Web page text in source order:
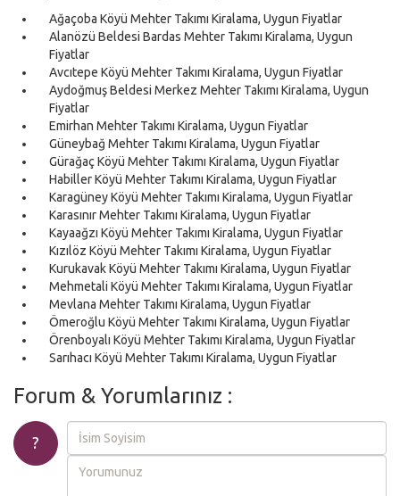
Ağaçoba Köyü Mehter Takımı Kiralama, Uygun Fiyatlar
Alanözü Beldesi Bardas Mehter Takımı Kiralama, Uygun
Fiyatlar
Avcıtepe Köyü Mehter Takımı Kiralama, Uygun Fiyatlar
Aydoğmuş Beldesi Merkez Mehter Takımı Kiralama, Uygun
Fiyatlar
Emirhan Mehter Takımı Kiralama, Uygun Fiyatlar
Güneybağ Mehter Takımı Kiralama, Uygun Fiyatlar
Gürağaç Köyü Mehter Takımı Kiralama, Uygun Fiyatlar
Habiller Köyü Mehter Takımı Kiralama, Uygun Fiyatlar
Karagüney Köyü Mehter Takımı Kiralama, Uygun Fiyatlar
Karasınır Mehter Takımı Kiralama, Uygun Fiyatlar
Kayaağzı Köyü Mehter Takımı Kiralama, Uygun Fiyatlar
Kızılöz Köyü Mehter Takımı Kiralama, Uygun Fiyatlar
Kurukavak Köyü Mehter Takımı Kiralama, Uygun Fiyatlar
Mehmetali Köyü Mehter Takımı Kiralama, Uygun Fiyatlar
Mevlana Mehter Takımı Kiralama, Uygun Fiyatlar
Ömeroğlu Köyü Mehter Takımı Kiralama, Uygun Fiyatlar
Örenboyalı Köyü Mehter Takımı Kiralama, Uygun Fiyatlar
Sarıhacı Köyü Mehter Takımı Kiralama, Uygun Fiyatlar
Forum & Yorumlarınız :
?